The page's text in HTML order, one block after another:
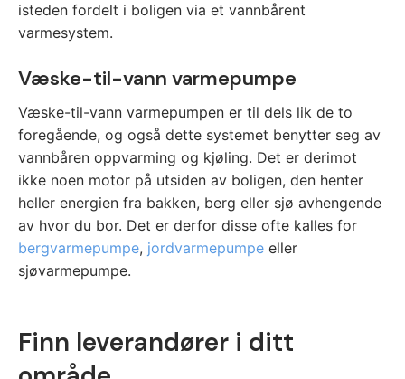
isteden fordelt i boligen via et vannbårent
varmesystem.
Væske-til-vann varmepumpe
Væske-til-vann varmepumpen er til dels lik de to
foregående, og også dette systemet benytter seg av
vannbåren oppvarming og kjøling. Det er derimot
ikke noen motor på utsiden av boligen, den henter
heller energien fra bakken, berg eller sjø avhengende
av hvor du bor. Det er derfor disse ofte kalles for
bergvarmepumpe, jordvarmepumpe eller
sjøvarmepumpe.
Finn leverandører i ditt